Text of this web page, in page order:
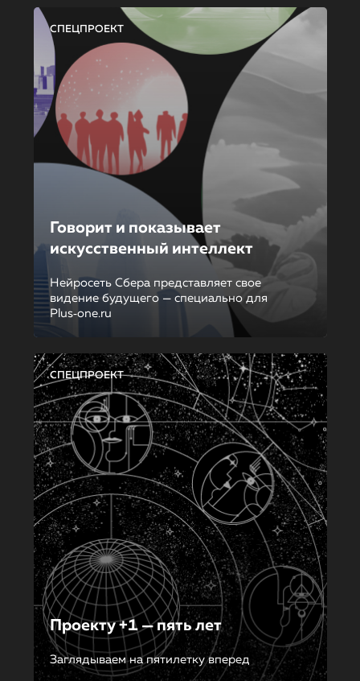
СПЕЦПРОЕКТ
Говорит и показывает
искусственный интеллект
Нейросеть Сбера представляет свое
видение будущего — специально для
Plus‑one.ru
СПЕЦПРОЕКТ
Проекту +1 — пять лет
Заглядываем на пятилетку вперед